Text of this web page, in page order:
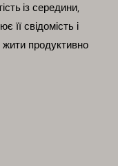
із середини,
її свідомість і
продуктивно